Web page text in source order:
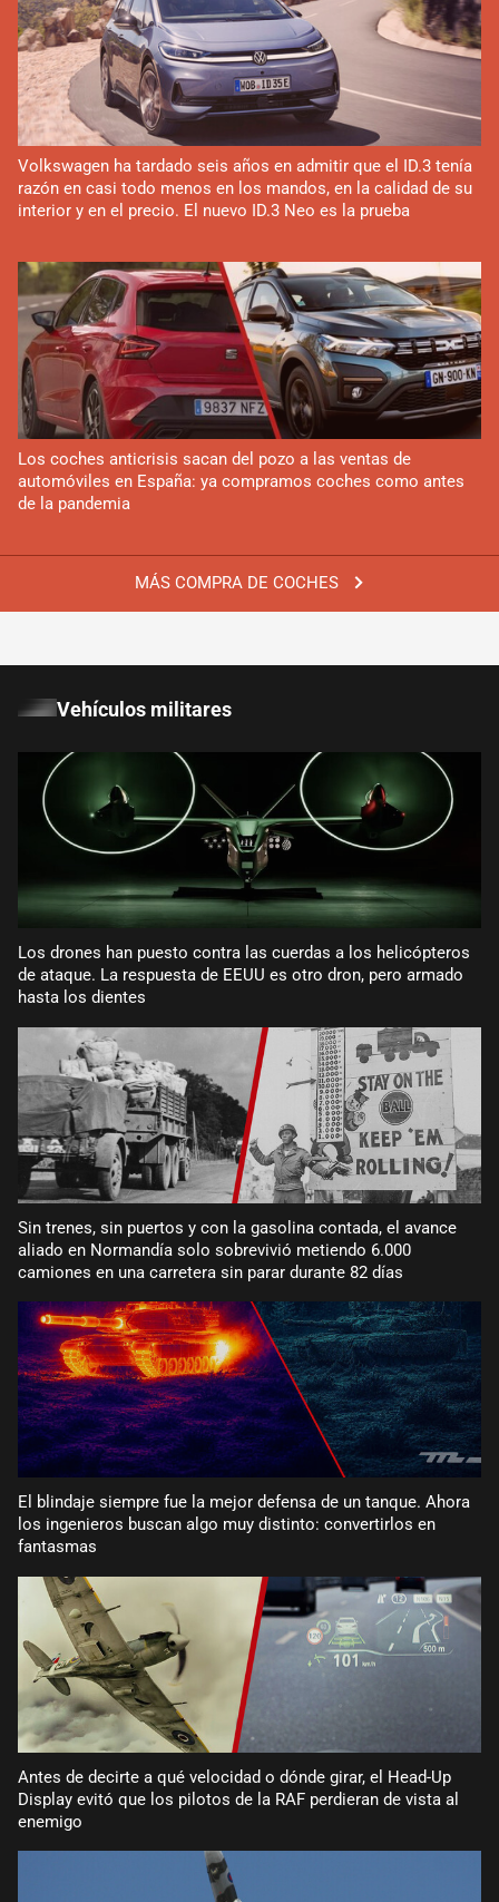
MÁS COMPRA DE COCHES
Volkswagen ha tardado seis años en admitir que el ID.3 tenía
razón en casi todo menos en los mandos, en la calidad de su
interior y en el precio. El nuevo ID.3 Neo es la prueba
Los coches anticrisis sacan del pozo a las ventas de
automóviles en España: ya compramos coches como antes
de la pandemia
Vehículos militares
Los drones han puesto contra las cuerdas a los helicópteros
de ataque. La respuesta de EEUU es otro dron, pero armado
hasta los dientes
Sin trenes, sin puertos y con la gasolina contada, el avance
aliado en Normandía solo sobrevivió metiendo 6.000
camiones en una carretera sin parar durante 82 días
El blindaje siempre fue la mejor defensa de un tanque. Ahora
los ingenieros buscan algo muy distinto: convertirlos en
fantasmas
Antes de decirte a qué velocidad o dónde girar, el Head-Up
Display evitó que los pilotos de la RAF perdieran de vista al
enemigo